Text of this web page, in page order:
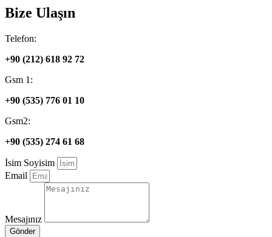
Bize Ulaşın
Telefon:
+90 (212) 618 92 72
Gsm 1:
+90 (535) 776 01 10
Gsm2:
+90 (535) 274 61 68
İsim Soyisim
Email
Mesajınız
Gönder